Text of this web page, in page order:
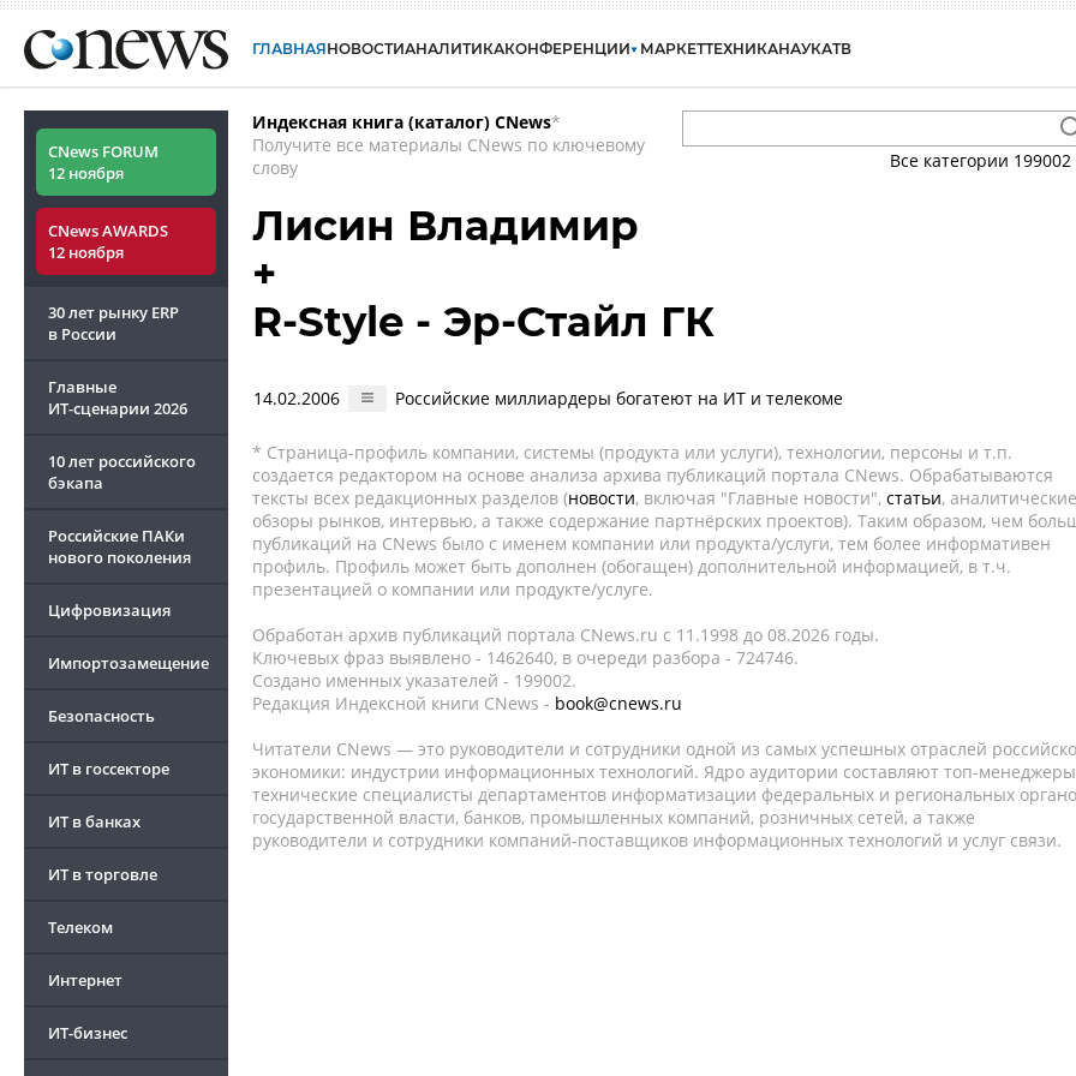
ГЛАВНАЯНОВОСТИАНАЛИТИКАКОНФЕРЕНЦИИ МАРКЕТТЕХНИКАНАУКАТВ
CNews FORUM
12 ноября
CNews AWARDS
12 ноября
30 лет рынку ERP
в России
Главные
ИТ-сценарии 2026
10 лет российского
бэкапа
Российские ПАКи
нового поколения
Цифровизация
Импортозамещение
Безопасность
ИТ в госсекторе
ИТ в банках
ИТ в торговле
Телеком
Интернет
ИТ-бизнес
Индексная книга (каталог) CNews*
Получите все материалы CNews по ключевому
слову
Все категории 199002
Лисин Владимир
+
R-Style - Эр-Стайл ГК
14.02.2006 Российские миллиардеры богатеют на ИТ и телекоме
* Страница-профиль компании, системы (продукта или услуги), технологии, персоны и т.п.
создается редактором на основе анализа архива публикаций портала CNews. Обрабатываются
тексты всех редакционных разделов (новости, включая "Главные новости", статьи, аналитические
обзоры рынков, интервью, а также содержание партнёрских проектов). Таким образом, чем
публикаций на CNews было с именем компании или продукта/услуги, тем более информативен
профиль. Профиль может быть дополнен (обогащен) дополнительной информацией, в т.ч.
презентацией о компании или продукте/услуге.
Обработан архив публикаций портала CNews.ru c 11.1998 до 08.2026 годы.
Ключевых фраз выявлено - 1462640, в очереди разбора - 724746.
Создано именных указателей - 199002.
Редакция Индексной книги CNews - book@cnews.ru
Читатели CNews — это руководители и сотрудники одной из самых успешных отраслей
экономики: индустрии информационных технологий. Ядро аудитории составляют топ-
технические специалисты департаментов информатизации федеральных и региональных
государственной власти, банков, промышленных компаний, розничных сетей, а также
руководители и сотрудники компаний-поставщиков информационных технологий и услуг связи.